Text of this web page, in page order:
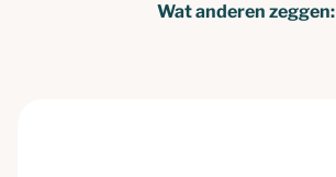
Wat anderen zeggen: